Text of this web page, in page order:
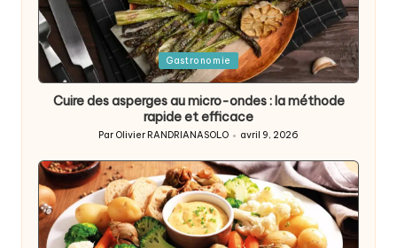
Posted
Gastronomie
Cuire des asperges au micro-ondes : la méthode
rapide et efficace
by
Par Olivier RANDRIANASOLO avril 9, 2026